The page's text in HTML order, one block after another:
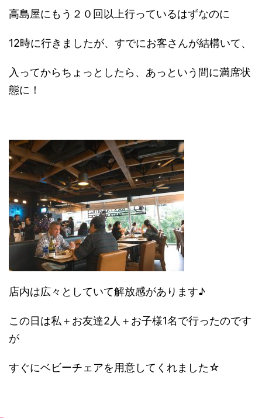
高島屋にもう２０回以上行っているはずなのに
12時に行きましたが、すでにお客さんが結構いて、
入ってからちょっとしたら、あっという間に満席状
態に！
店内は広々としていて解放感があります♪
この日は私＋お友達2人＋お子様1名で行ったのです
が
すぐにベビーチェアを用意してくれました☆